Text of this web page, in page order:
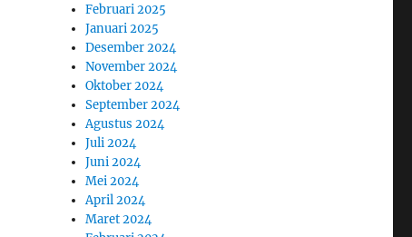
Februari 2025
Januari 2025
Desember 2024
November 2024
Oktober 2024
September 2024
Agustus 2024
Juli 2024
Juni 2024
Mei 2024
April 2024
Maret 2024